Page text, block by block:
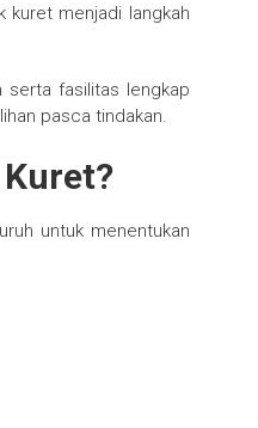
kuret menjadi langkah
serta fasilitas lengkap
pasca tindakan.
untuk menentukan